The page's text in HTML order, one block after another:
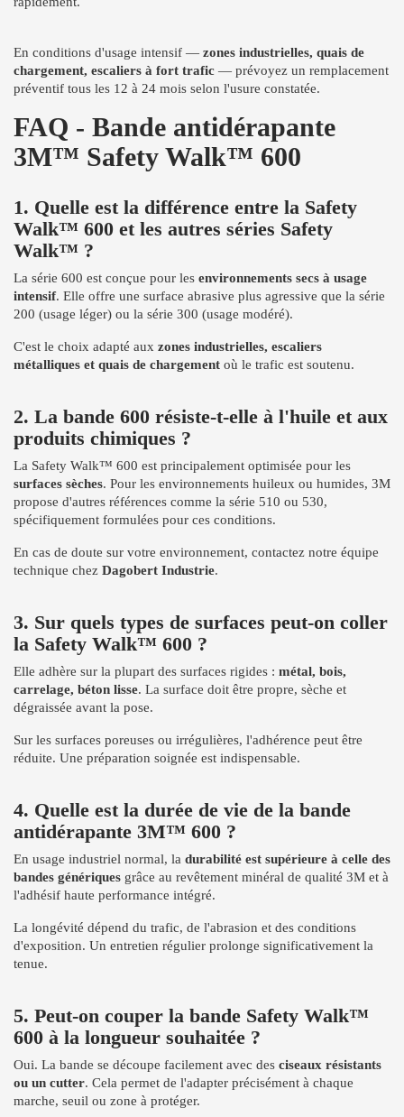
En conditions d'usage intensif — zones industrielles, quais de
chargement, escaliers à fort trafic — prévoyez un remplacement
préventif tous les 12 à 24 mois selon l'usure constatée.
FAQ - Bande antidérapante
3M™ Safety Walk™ 600
1. Quelle est la différence entre la Safety
Walk™ 600 et les autres séries Safety
Walk™ ?
La série 600 est conçue pour les environnements secs à usage
intensif. Elle offre une surface abrasive plus agressive que la série
200 (usage léger) ou la série 300 (usage modéré).
C'est le choix adapté aux zones industrielles, escaliers
métalliques et quais de chargement où le trafic est soutenu.
2. La bande 600 résiste-t-elle à l'huile et aux
produits chimiques ?
La Safety Walk™ 600 est principalement optimisée pour les
surfaces sèches. Pour les environnements huileux ou humides, 3M
propose d'autres références comme la série 510 ou 530,
spécifiquement formulées pour ces conditions.
En cas de doute sur votre environnement, contactez notre équipe
technique chez Dagobert Industrie.
3. Sur quels types de surfaces peut-on coller
la Safety Walk™ 600 ?
Elle adhère sur la plupart des surfaces rigides : métal, bois,
carrelage, béton lisse. La surface doit être propre, sèche et
dégraissée avant la pose.
Sur les surfaces poreuses ou irrégulières, l'adhérence peut être
réduite. Une préparation soignée est indispensable.
4. Quelle est la durée de vie de la bande
antidérapante 3M™ 600 ?
En usage industriel normal, la durabilité est supérieure à celle des
bandes génériques grâce au revêtement minéral de qualité 3M et à
l'adhésif haute performance intégré.
La longévité dépend du trafic, de l'abrasion et des conditions
d'exposition. Un entretien régulier prolonge significativement la
tenue.
5. Peut-on couper la bande Safety Walk™
600 à la longueur souhaitée ?
Oui. La bande se découpe facilement avec des ciseaux résistants
ou un cutter. Cela permet de l'adapter précisément à chaque
marche, seuil ou zone à protéger.